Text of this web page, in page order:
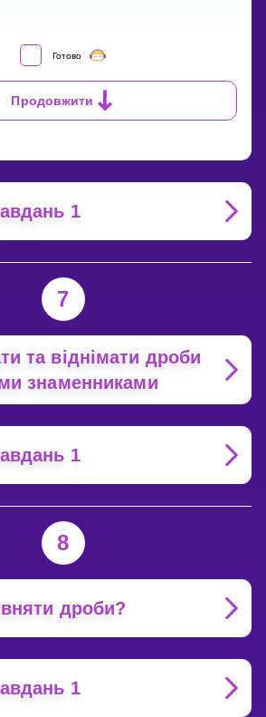
Готово
Продовжити
1
7
та віднімати дроби
знаменниками
1
8
дроби?
1